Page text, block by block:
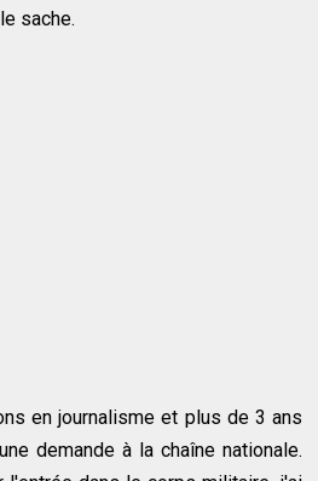
sache.
en journalisme et plus de 3 ans
demande à la chaîne nationale.